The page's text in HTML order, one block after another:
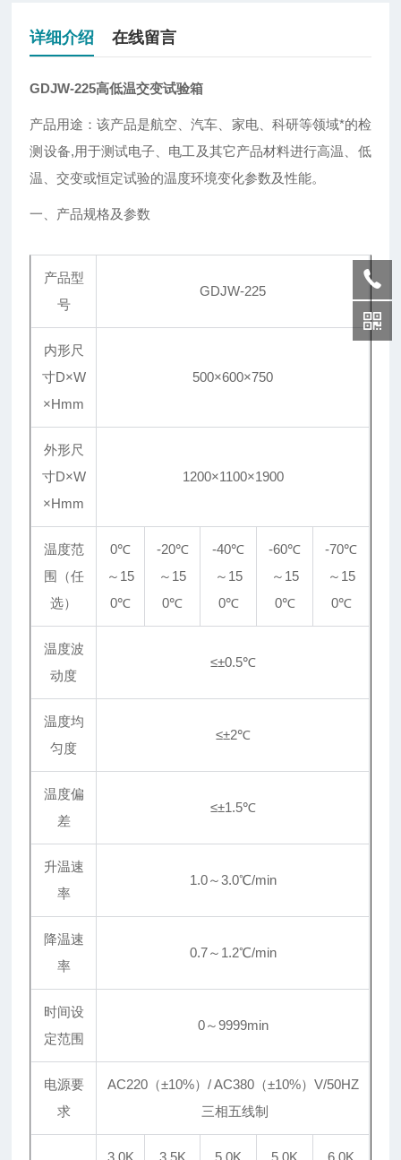
详细介绍 在线留言
GDJW-225高低温交变试验箱
产品用途：该产品是航空、汽车、家电、科研等领域*的检
测设备,用于测试电子、电工及其它产品材料进行高温、低
温、交变或恒定试验的温度环境变化参数及性能。
一、产品规格及参数
产品型
号
GDJW-225
内形尺
寸D×W
×Hmm
500×600×750
外形尺
寸D×W
×Hmm
1200×1100×1900
温度范
围（任
选）
0℃
～15
0℃
-20℃
～15
0℃
-40℃
～15
0℃
-60℃
～15
0℃
-70℃
～15
0℃
温度波
动度
≤±0.5℃
温度均
匀度
≤±2℃
温度偏
差
≤±1.5℃
升温速
率
1.0～3.0℃/min
降温速
率
0.7～1.2℃/min
时间设
定范围
0～9999min
电源要
求
AC220（±10%）/ AC380（±10%）V/50HZ
三相五线制